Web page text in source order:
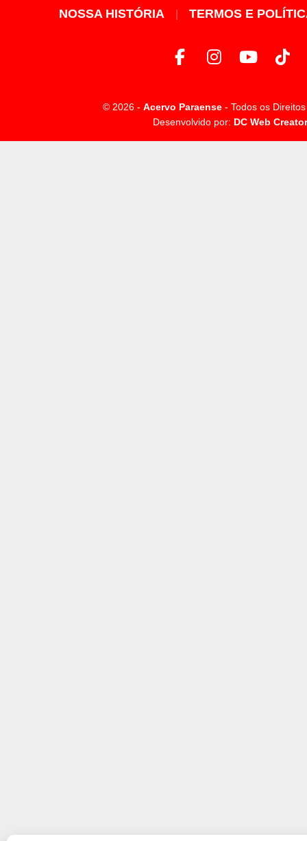
NOSSA HISTÓRIA TERMOS E
© 2026 - Acervo Paraense - Todos os
Desenvolvido por: DC Web